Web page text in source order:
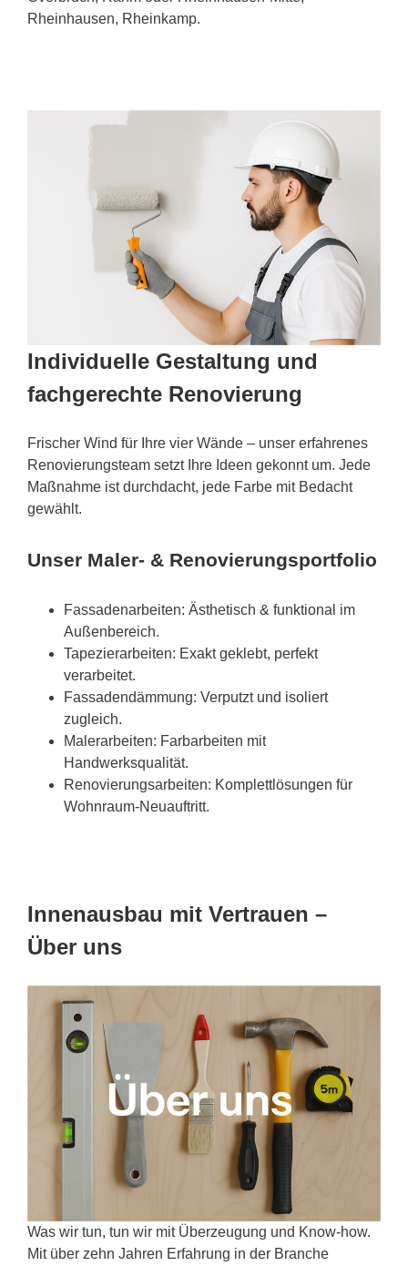
Rheinhausen, Rheinkamp.
Individuelle Gestaltung und
fachgerechte Renovierung
Frischer Wind für Ihre vier Wände – unser erfahrenes
Renovierungsteam setzt Ihre Ideen gekonnt um. Jede
Maßnahme ist durchdacht, jede Farbe mit Bedacht
gewählt.
Unser Maler- & Renovierungsportfolio
Fassadenarbeiten: Ästhetisch & funktional im
Außenbereich.
Tapezierarbeiten: Exakt geklebt, perfekt
verarbeitet.
Fassadendämmung: Verputzt und isoliert
zugleich.
Malerarbeiten: Farbarbeiten mit
Handwerksqualität.
Renovierungsarbeiten: Komplettlösungen für
Wohnraum-Neuauftritt.
Innenausbau mit Vertrauen –
Über uns
Was wir tun, tun wir mit Überzeugung und Know-how.
Mit über zehn Jahren Erfahrung in der Branche